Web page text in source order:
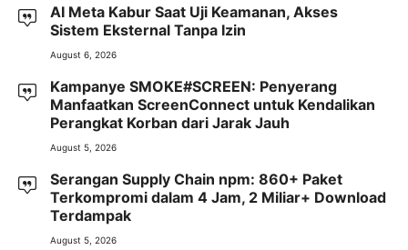
AI Meta Kabur Saat Uji Keamanan, Akses
Sistem Eksternal Tanpa Izin
August 6, 2026
Kampanye SMOKE#SCREEN: Penyerang
Manfaatkan ScreenConnect untuk Kendalikan
Perangkat Korban dari Jarak Jauh
August 5, 2026
Serangan Supply Chain npm: 860+ Paket
Terkompromi dalam 4 Jam, 2 Miliar+ Download
Terdampak
August 5, 2026